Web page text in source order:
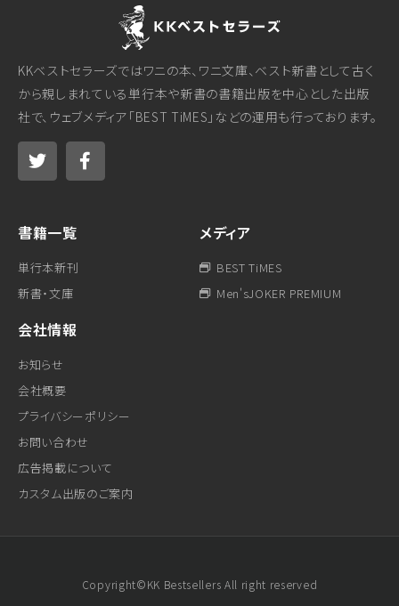
KKベストセラーズではワニの本、ワニ文庫、ベスト新書として古く
から親しまれている単行本や新書の書籍出版を中心とした出版
社で、ウェブメディア「BEST TiMES」などの運用も行っております。
書籍一覧
単行本新刊
新書・文庫
メディア
BEST TiMES
Men'sJOKER PREMIUM
会社情報
お知らせ
会社概要
プライバシーポリシー
お問い合わせ
広告掲載について
カスタム出版のご案内
Copyright©KK Bestsellers All right reserved